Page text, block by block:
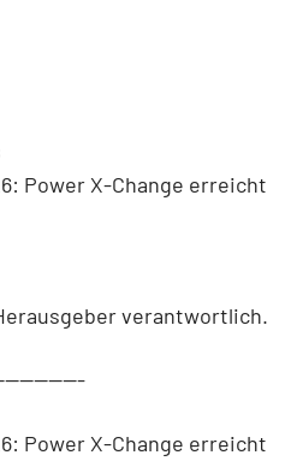
Power X-Change erreicht
verantwortlich.
Power X-Change erreicht